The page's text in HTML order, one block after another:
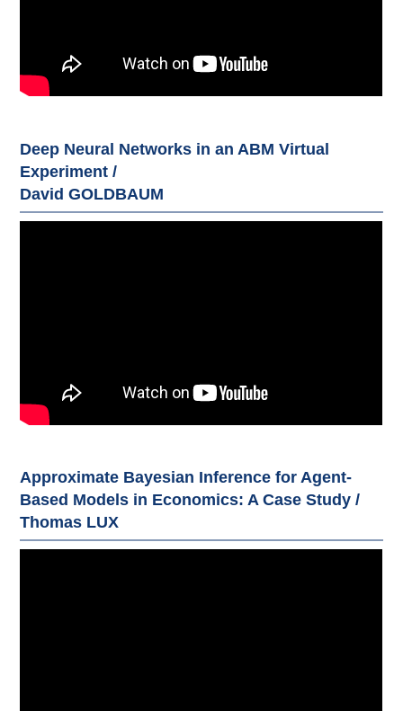
Deep Neural Networks in an ABM Virtual
Experiment /
David GOLDBAUM
Approximate Bayesian Inference for Agent-
Based Models in Economics: A Case Study /
Thomas LUX